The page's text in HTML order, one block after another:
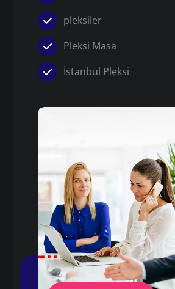
pleksiler
Pleksi Masa
İstanbul Pleksi